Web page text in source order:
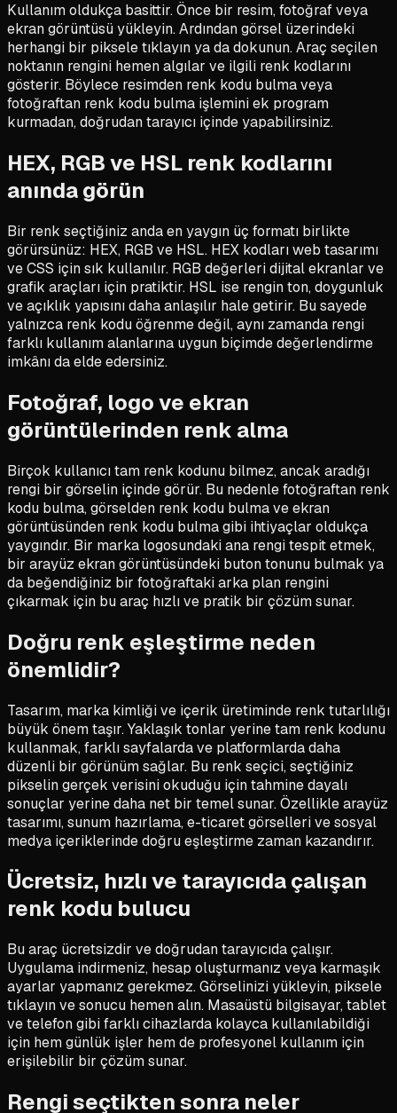
Kullanım oldukça basittir. Önce bir resim, fotoğraf veya
ekran görüntüsü yükleyin. Ardından görsel üzerindeki
herhangi bir piksele tıklayın ya da dokunun. Araç seçilen
noktanın rengini hemen algılar ve ilgili renk kodlarını
gösterir. Böylece resimden renk kodu bulma veya
fotoğraftan renk kodu bulma işlemini ek program
kurmadan, doğrudan tarayıcı içinde yapabilirsiniz.
HEX, RGB ve HSL renk kodlarını
anında görün
Bir renk seçtiğiniz anda en yaygın üç formatı birlikte
görürsünüz: HEX, RGB ve HSL. HEX kodları web tasarımı
ve CSS için sık kullanılır. RGB değerleri dijital ekranlar ve
grafik araçları için pratiktir. HSL ise rengin ton, doygunluk
ve açıklık yapısını daha anlaşılır hale getirir. Bu sayede
yalnızca renk kodu öğrenme değil, aynı zamanda rengi
farklı kullanım alanlarına uygun biçimde değerlendirme
imkânı da elde edersiniz.
Fotoğraf, logo ve ekran
görüntülerinden renk alma
Birçok kullanıcı tam renk kodunu bilmez, ancak aradığı
rengi bir görselin içinde görür. Bu nedenle fotoğraftan renk
kodu bulma, görselden renk kodu bulma ve ekran
görüntüsünden renk kodu bulma gibi ihtiyaçlar oldukça
yaygındır. Bir marka logosundaki ana rengi tespit etmek,
bir arayüz ekran görüntüsündeki buton tonunu bulmak ya
da beğendiğiniz bir fotoğraftaki arka plan rengini
çıkarmak için bu araç hızlı ve pratik bir çözüm sunar.
Doğru renk eşleştirme neden
önemlidir?
Tasarım, marka kimliği ve içerik üretiminde renk tutarlılığı
büyük önem taşır. Yaklaşık tonlar yerine tam renk kodunu
kullanmak, farklı sayfalarda ve platformlarda daha
düzenli bir görünüm sağlar. Bu renk seçici, seçtiğiniz
pikselin gerçek verisini okuduğu için tahmine dayalı
sonuçlar yerine daha net bir temel sunar. Özellikle arayüz
tasarımı, sunum hazırlama, e-ticaret görselleri ve sosyal
medya içeriklerinde doğru eşleştirme zaman kazandırır.
Ücretsiz, hızlı ve tarayıcıda çalışan
renk kodu bulucu
Bu araç ücretsizdir ve doğrudan tarayıcıda çalışır.
Uygulama indirmeniz, hesap oluşturmanız veya karmaşık
ayarlar yapmanız gerekmez. Görselinizi yükleyin, piksele
tıklayın ve sonucu hemen alın. Masaüstü bilgisayar, tablet
ve telefon gibi farklı cihazlarda kolayca kullanılabildiği
için hem günlük işler hem de profesyonel kullanım için
erişilebilir bir çözüm sunar.
Rengi seçtikten sonra neler